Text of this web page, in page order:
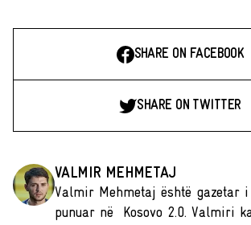
SHARE ON FACEBOOK
SHARE ON TWITTER
VALMIR MEHMETAJ
Valmir Mehmetaj është gazetar
punuar në Kosovo 2.0. Valmiri